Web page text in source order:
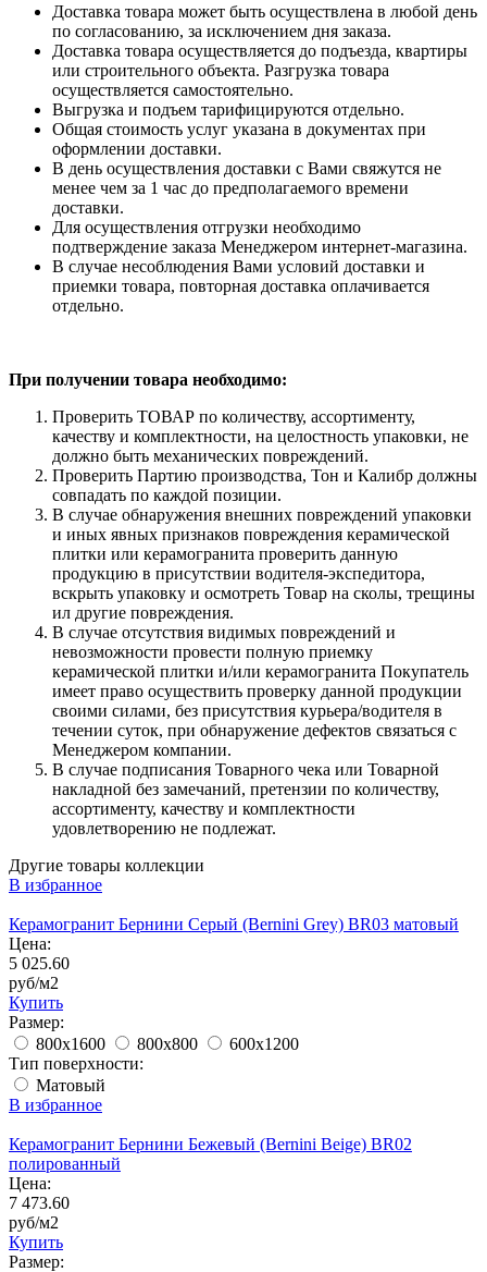
Доставка товара может быть осуществлена в любой день
по согласованию, за исключением дня заказа.
Доставка товара осуществляется до подъезда, квартиры
или строительного объекта. Разгрузка товара
осуществляется самостоятельно.
Выгрузка и подъем тарифицируются отдельно.
Общая стоимость услуг указана в документах при
оформлении доставки.
В день осуществления доставки с Вами свяжутся не
менее чем за 1 час до предполагаемого времени
доставки.
Для осуществления отгрузки необходимо
подтверждение заказа Менеджером интернет-магазина.
В случае несоблюдения Вами условий доставки и
приемки товара, повторная доставка оплачивается
отдельно.
При получении товара необходимо:
Проверить ТОВАР по количеству, ассортименту,
качеству и комплектности, на целостность упаковки, не
должно быть механических повреждений.
Проверить Партию производства, Тон и Калибр должны
совпадать по каждой позиции.
В случае обнаружения внешних повреждений упаковки
и иных явных признаков повреждения керамической
плитки или керамогранита проверить данную
продукцию в присутствии водителя-экспедитора,
вскрыть упаковку и осмотреть Товар на сколы, трещины
ил другие повреждения.
В случае отсутствия видимых повреждений и
невозможности провести полную приемку
керамической плитки и/или керамогранита Покупатель
имеет право осуществить проверку данной продукции
своими силами, без присутствия курьера/водителя в
течении суток, при обнаружение дефектов связаться с
Менеджером компании.
В случае подписания Товарного чека или Товарной
накладной без замечаний, претензии по количеству,
ассортименту, качеству и комплектности
удовлетворению не подлежат.
Другие товары коллекции
В избранное
Керамогранит Бернини Серый (Bernini Grey) BR03 матовый
Цена:
5 025.60
руб/м2
Купить
Размер:
800x1600
800x800
600x1200
Тип поверхности:
Матовый
В избранное
Керамогранит Бернини Бежевый (Bernini Beige) BR02
полированный
Цена:
7 473.60
руб/м2
Купить
Размер: